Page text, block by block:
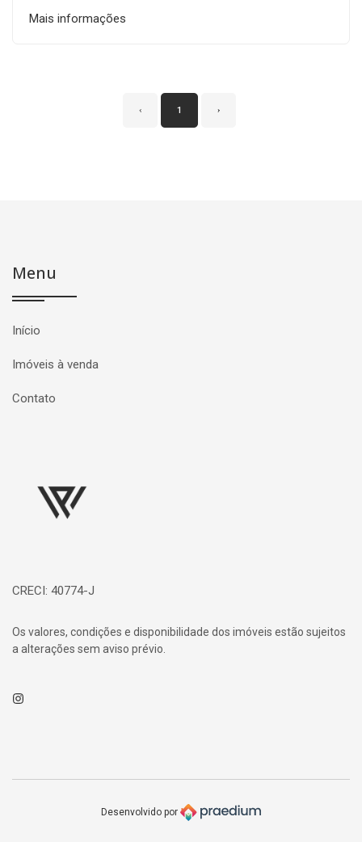
Mais informações
‹ 1 ›
Menu
Início
Imóveis à venda
Contato
CRECI: 40774-J
Os valores, condições e disponibilidade dos imóveis estão sujeitos
a alterações sem aviso prévio.
Instagram
Desenvolvido por